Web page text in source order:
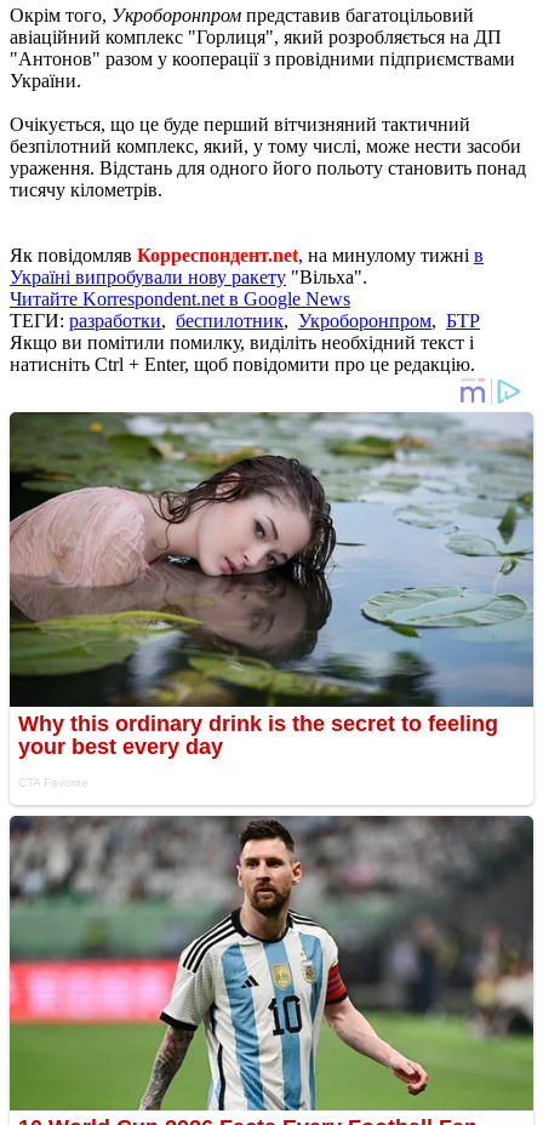
Окрім того, Укроборонпром представив багатоцільовий
авіаційний комплекс "Горлиця", який розробляється на ДП
"Антонов" разом у кооперації з провідними підприємствами
України.
Очікується, що це буде перший вітчизняний тактичний
безпілотний комплекс, який, у тому числі, може нести засоби
ураження. Відстань для одного його польоту становить понад
тисячу кілометрів.
Як повідомляв Корреспондент.net, на минулому тижні в
Україні випробували нову ракету "Вільха".
Читайте Korrespondent.net в Google News
ТЕГИ: разработки, беспилотник, Укроборонпром, БТР
Якщо ви помітили помилку, виділіть необхідний текст і
натисніть Ctrl + Enter, щоб повідомити про це редакцію.